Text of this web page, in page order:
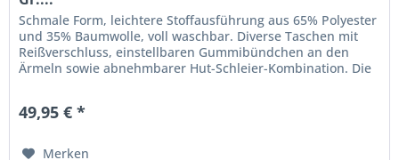
Schmale Form, leichtere Stoffausführung aus 65% Polyester
und 35% Baumwolle, voll waschbar. Diverse Taschen mit
Reißverschluss, einstellbaren Gummibündchen an den
Ärmeln sowie abnehmbarer Hut-Schleier-Kombination. Die
49,95 € *
Merken